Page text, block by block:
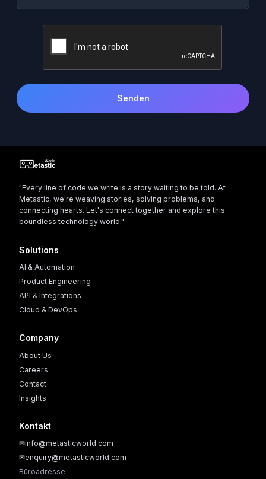
Senden
"Every line of code we write is a story waiting to be told. At
Metastic, we're weaving stories, solving problems, and
connecting hearts. Let's connect together and explore this
boundless technology world."
Solutions
AI & Automation
Product Engineering
API & Integrations
Cloud & DevOps
Company
About Us
Careers
Contact
Insights
Kontakt
✉info@metasticworld.com
✉enquiry@metasticworld.com
Büroadresse